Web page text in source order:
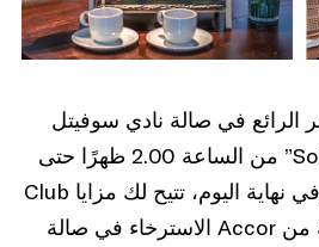
الرائع في صالة نادي سوفيتل
“Sofitel Club Lounge” من الساعة 2.00 ظهرًا حتى
4.00 عصرًا كل يوم. وفي نهاية اليوم، تتيح لك مزايا Club
Millésime المقدمة من Accor الاسترخاء في صالة